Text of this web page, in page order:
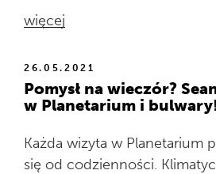
więcej
26.05.2021
Pomysł na wieczór?
w Planetarium i
Każda wizyta w Planetarium
się od codzienności.